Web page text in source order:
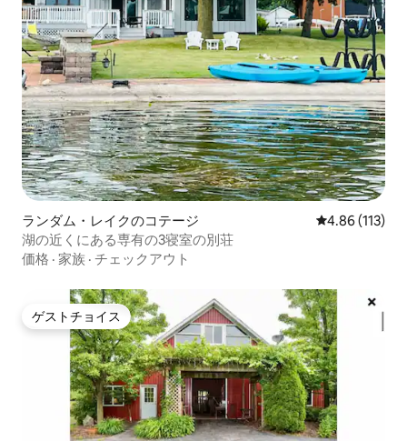
ランダム・レイクのコテージ レビュー113
4.86 (113)
湖の近くにある専有の3寝室の別荘
価格 · 家族 · チェックアウト
ゲストチョイス
ゲストチョイス